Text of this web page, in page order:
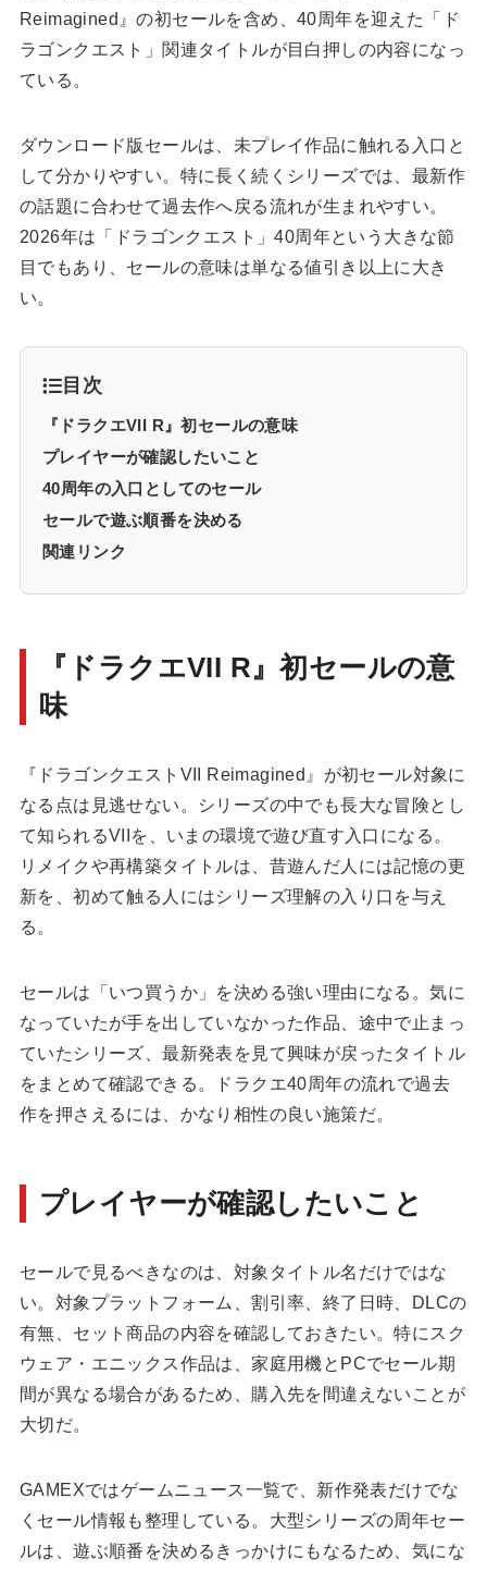
Reimagined』の初セールを含め、40周年を迎えた「ド
ラゴンクエスト」関連タイトルが目白押しの内容になっ
ている。
ダウンロード版セールは、未プレイ作品に触れる入口と
して分かりやすい。特に長く続くシリーズでは、最新作
の話題に合わせて過去作へ戻る流れが生まれやすい。
2026年は「ドラゴンクエスト」40周年という大きな節
目でもあり、セールの意味は単なる値引き以上に大き
い。
目次
『ドラクエVII R』初セールの意味
プレイヤーが確認したいこと
40周年の入口としてのセール
セールで遊ぶ順番を決める
関連リンク
『ドラクエVII R』初セールの意
味
『ドラゴンクエストVII Reimagined』が初セール対象に
なる点は見逃せない。シリーズの中でも長大な冒険とし
て知られるVIIを、いまの環境で遊び直す入口になる。
リメイクや再構築タイトルは、昔遊んだ人には記憶の更
新を、初めて触る人にはシリーズ理解の入り口を与え
る。
セールは「いつ買うか」を決める強い理由になる。気に
なっていたが手を出していなかった作品、途中で止まっ
ていたシリーズ、最新発表を見て興味が戻ったタイトル
をまとめて確認できる。ドラクエ40周年の流れで過去
作を押さえるには、かなり相性の良い施策だ。
プレイヤーが確認したいこと
セールで見るべきなのは、対象タイトル名だけではな
い。対象プラットフォーム、割引率、終了日時、DLCの
有無、セット商品の内容を確認しておきたい。特にスク
ウェア・エニックス作品は、家庭用機とPCでセール期
間が異なる場合があるため、購入先を間違えないことが
大切だ。
GAMEXではゲームニュース一覧で、新作発表だけでな
くセール情報も整理している。大型シリーズの周年セー
ルは、遊ぶ順番を決めるきっかけにもなるため、気にな